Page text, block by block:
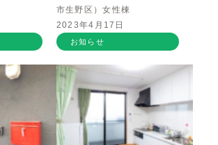
市生野区）女性棟
2023年4月17日
お知らせ